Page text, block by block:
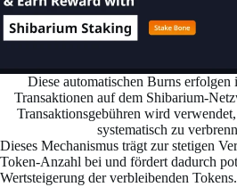
Diese automatischen Burns erfolgen
Transaktionen auf dem Shibarium-
Transaktionsgebühren wird
systematisch zu
Dieses Mechanismus trägt zur stetigen
Token-Anzahl bei und fördert dadurch
Wertsteigerung der verbleibenden Tokens.